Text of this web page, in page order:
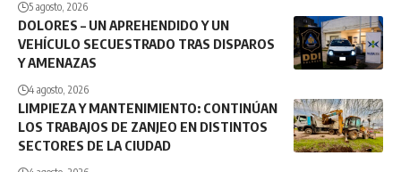
5 agosto, 2026
DOLORES – UN APREHENDIDO Y UN
VEHÍCULO SECUESTRADO TRAS DISPAROS
Y AMENAZAS
4 agosto, 2026
LIMPIEZA Y MANTENIMIENTO: CONTINÚAN
LOS TRABAJOS DE ZANJEO EN DISTINTOS
SECTORES DE LA CIUDAD